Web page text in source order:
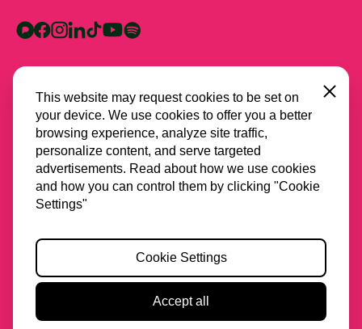
Alle partners
Cookies
Toegankelijkheid
Website & design doorLava
This website may request cookies to be set on
your device. We use cookies to offer you a better
browsing experience, analyze site traffic,
personalize content, and serve targeted
advertisements. Read about how we use cookies
and how you can control them by clicking "Cookie
Settings"
Close
Cookie Settings
Accept all